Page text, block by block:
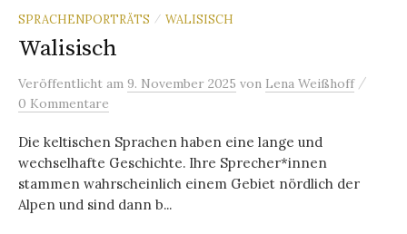
SPRACHENPORTRÄTS / WALISISCH
Walisisch
Veröffentlicht am 9. November 2025 von Lena Weißhoff /
0 Kommentare
Die keltischen Sprachen haben eine lange und
wechselhafte Geschichte. Ihre Sprecher*innen
stammen wahrscheinlich einem Gebiet nördlich der
Alpen und sind dann b...